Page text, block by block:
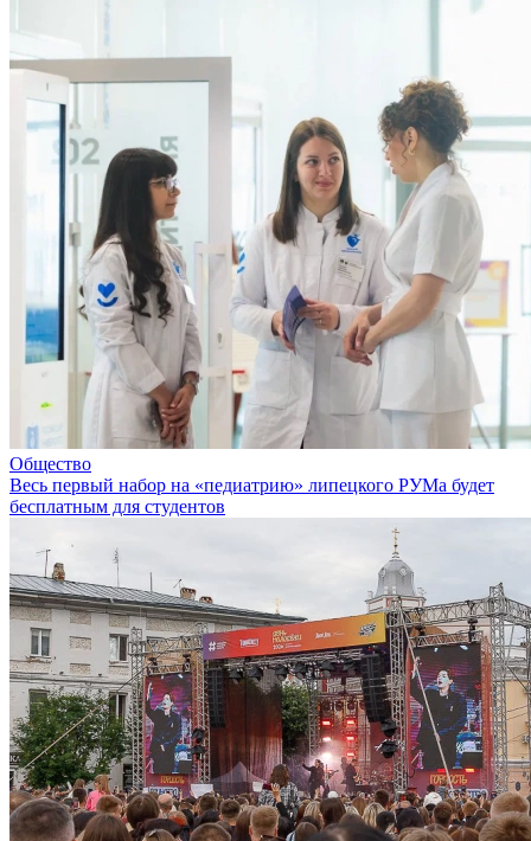
Общество
Весь первый набор на «педиатрию» липецкого РУМа будет
бесплатным для студентов